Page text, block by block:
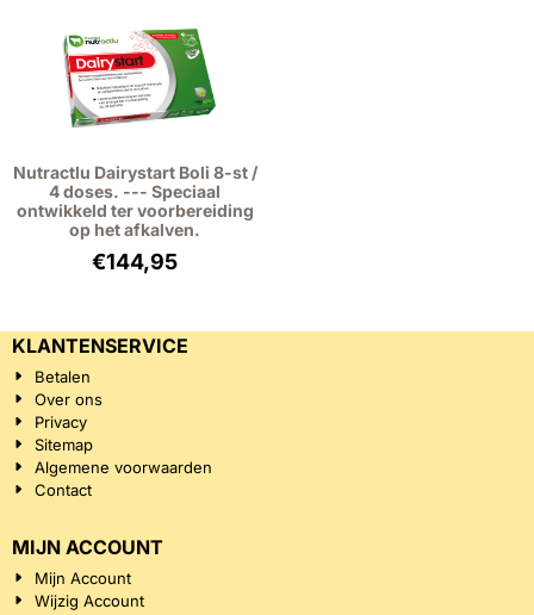
Nutractlu Dairystart Boli 8-st /
4 doses. --- Speciaal
ontwikkeld ter voorbereiding
op het afkalven.
€144,95
KLANTENSERVICE
Betalen
Over ons
Privacy
Sitemap
Algemene voorwaarden
Contact
MIJN ACCOUNT
Mijn Account
Wijzig Account